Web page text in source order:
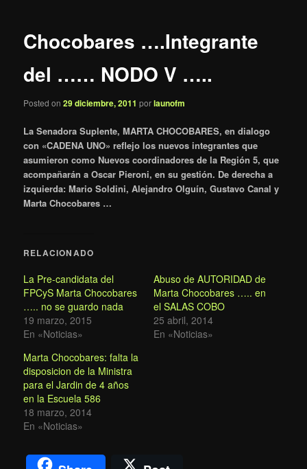
Chocobares ….Integrante
del …… NODO V …..
Posted on29 diciembre, 2011 porlaunofm
La Senadora Suplente, MARTA CHOCOBARES, en dialogo
con «CADENA UNO» reflejo los nuevos integrantes que
asumieron como Nuevos coordinadores de la Región 5, que
acompañarán a Oscar Pieroni, en su gestión. De derecha a
izquierda: Mario Soldini, Alejandro Olguín, Gustavo Canal y
Marta Chocobares …
RELACIONADO
La Pre-candidata del
FPCyS Marta Chocobares
….. no se guardo nada
19 marzo, 2015
En «Noticias»
Abuso de AUTORIDAD de
Marta Chocobares ….. en
el SALAS COBO
25 abril, 2014
En «Noticias»
Marta Chocobares: falta la
disposicion de la Ministra
para el Jardin de 4 años
en la Escuela 586
18 marzo, 2014
En «Noticias»